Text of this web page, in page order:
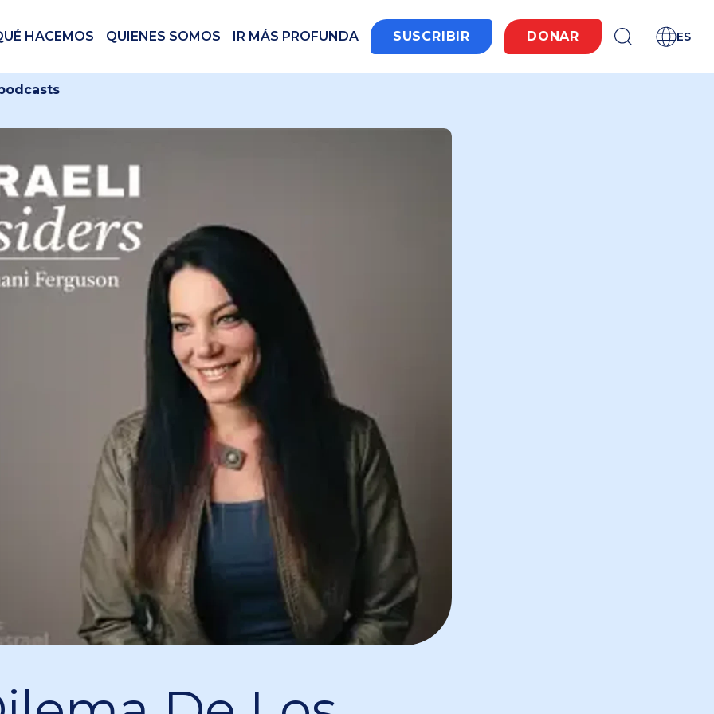
HACEMOS QUIENES SOMOS IR MÁS PROFUNDA SUSCRIBIR DONAR ES